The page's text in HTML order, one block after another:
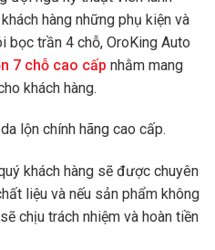
hàng những phụ kiện và
bọc trần 4 chỗ, OroKing Auto
7 chỗ cao cấp nhằm mang
khách hàng.
lộn chính hãng cao cấp.
khách hàng sẽ được chuyên
liệu và nếu sản phẩm không
chịu trách nhiệm và hoàn tiền